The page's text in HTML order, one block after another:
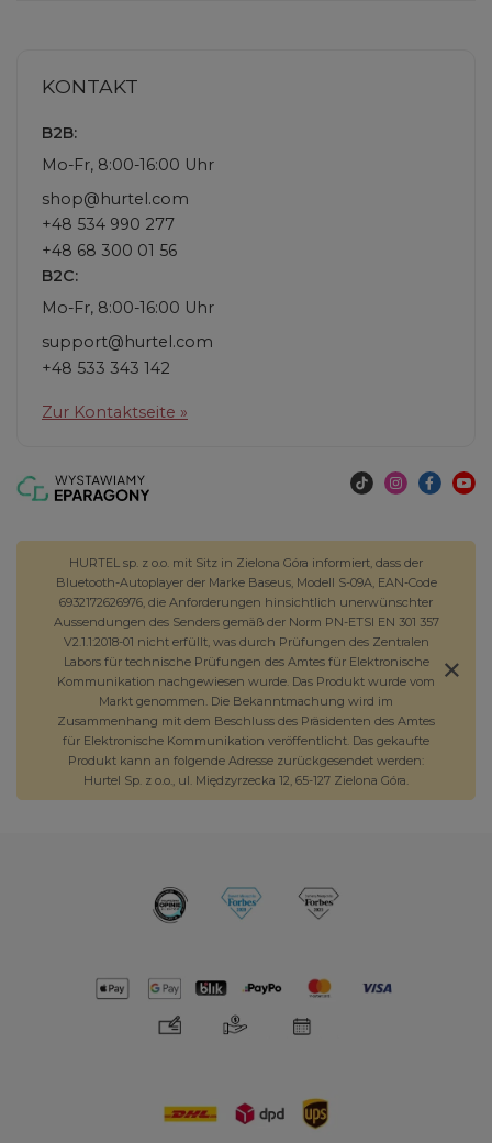
KONTAKT
B2B:
Mo-Fr, 8:00-16:00 Uhr
shop@hurtel.com
+48 534 990 277
+48 68 300 01 56
B2C:
Mo-Fr, 8:00-16:00 Uhr
support@hurtel.com
+48 533 343 142
Zur Kontaktseite »
HURTEL sp. z o.o. mit Sitz in Zielona Góra informiert, dass der
Bluetooth-Autoplayer der Marke Baseus, Modell S-09A, EAN-Code
6932172626976, die Anforderungen hinsichtlich unerwünschter
Aussendungen des Senders gemäß der Norm PN-ETSI EN 301 357
V2.1.1:2018-01 nicht erfüllt, was durch Prüfungen des Zentralen
Labors für technische Prüfungen des Amtes für Elektronische
Kommunikation nachgewiesen wurde. Das Produkt wurde vom
Markt genommen. Die Bekanntmachung wird im
Zusammenhang mit dem Beschluss des Präsidenten des Amtes
für Elektronische Kommunikation veröffentlicht. Das gekaufte
Produkt kann an folgende Adresse zurückgesendet werden:
Hurtel Sp. z o.o., ul. Międzyrzecka 12, 65-127 Zielona Góra.